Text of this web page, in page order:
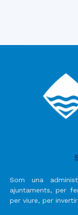
Som una
ajuntaments, per
per viure, per